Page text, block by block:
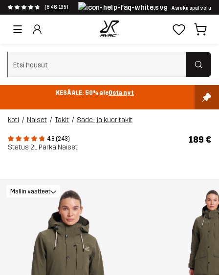
(846 135) Asiakaspalvelu
Tyhjennä haku
KESÄALE: 50% aleOsta nyt
Koti Naiset Takit Sade- ja kuoritakit
4.8 (243)
Status 2L Parka Naiset
189 €
Mallin vaatteet